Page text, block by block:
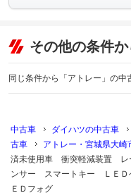
その他の条件
同じ条件から「アトレー」の中
中古車 ダイハツの中古車
古車
アトレー・宮城県大崎
済未使用車 衝突軽減装置 レ
ンサー スマートキー ＬＥ
ＥＤフォグ